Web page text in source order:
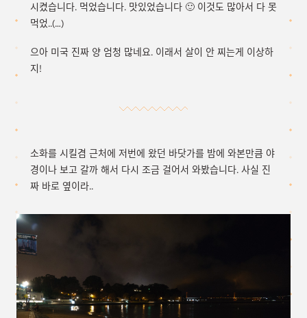
시켰습니다. 먹었습니다. 맛있었습니다 🙂 이것도 많아서 다 못
먹었..(…)
으아 미국 진짜 양 엄청 많네요. 이래서 살이 안 찌는게 이상하
지!
소화를 시킬겸 근처에 저번에 왔던 바닷가를 밤에 와본만큼 야
경이나 보고 갈까 해서 다시 조금 걸어서 와봤습니다. 사실 진
짜 바로 옆이라..